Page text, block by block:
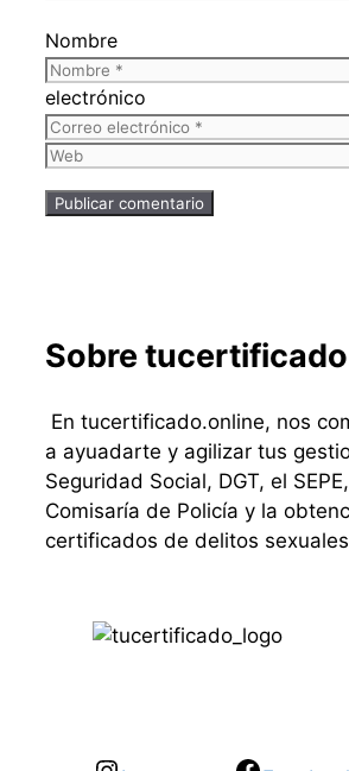
Nombre
electrónico
Sobre
En tucertificado.online, nos
a ayuadarte y agilizar tus
Seguridad Social, DGT, el
Comisaría de Policía y la
certificados de delitos